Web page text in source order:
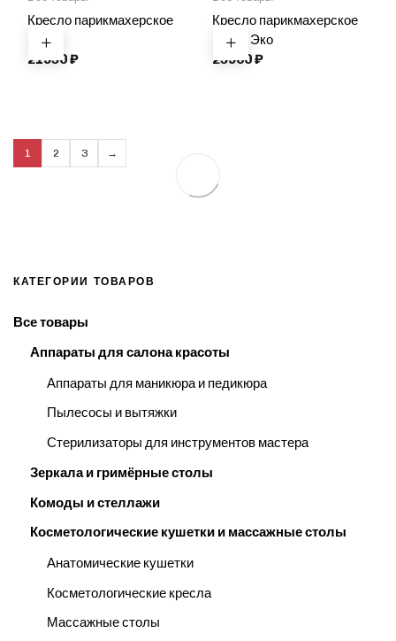
Кресло парикмахерское
Инекс
21950₽
Кресло парикмахерское
Карат Эко
25900₽
1 2 3 →
КАТЕГОРИИ ТОВАРОВ
Все товары
Аппараты для салона красоты
Аппараты для маникюра и педикюра
Пылесосы и вытяжки
Стерилизаторы для инструментов мастера
Зеркала и гримёрные столы
Комоды и стеллажи
Косметологические кушетки и массажные столы
Анатомические кушетки
Косметологические кресла
Массажные столы